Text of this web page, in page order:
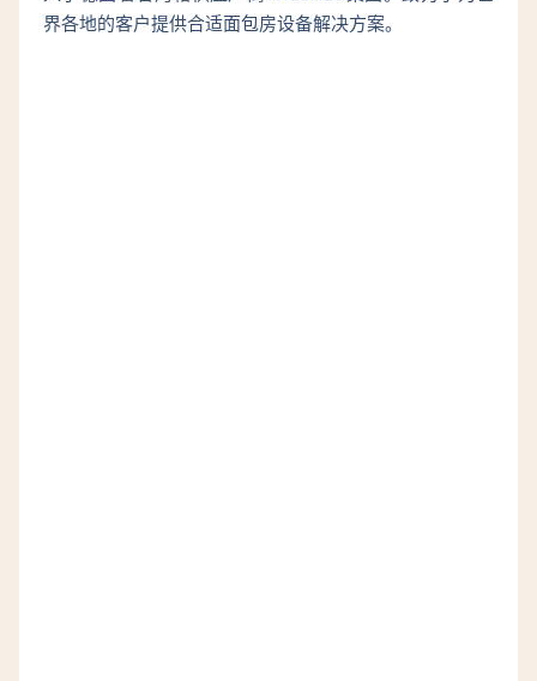
界各地的客户提供合适面包房设备解决方案。